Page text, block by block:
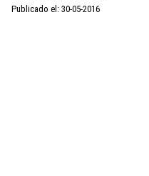
Publicado el: 30-05-2016